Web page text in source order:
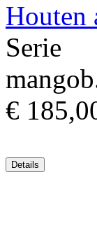
Houten
Serie :
€